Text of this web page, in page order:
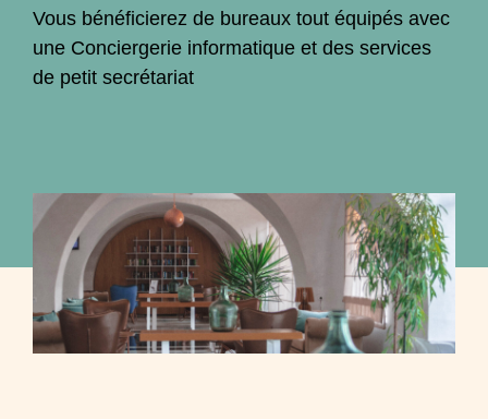
Vous bénéficierez de bureaux tout équipés avec
une Conciergerie informatique et des services
de petit secrétariat